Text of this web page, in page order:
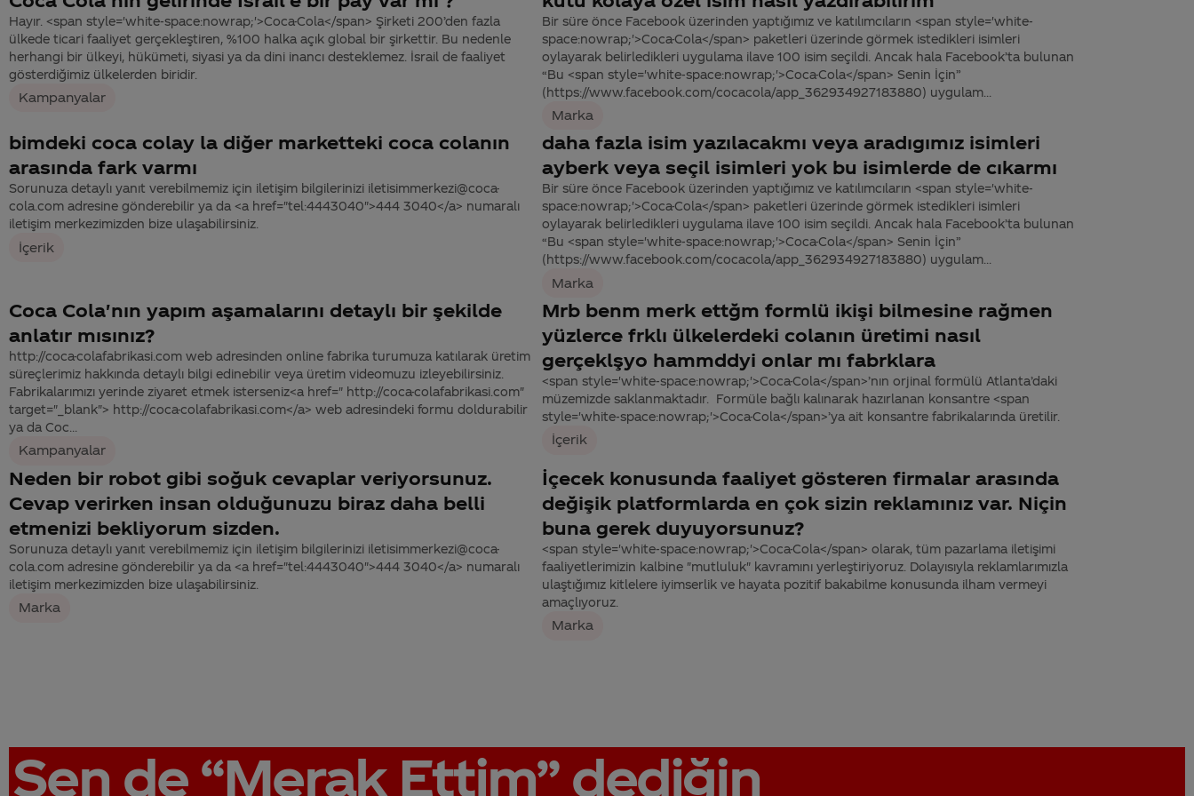
Hayır. <span style='white-space:nowrap;'>Coca-Cola</span> Şirketi 200’den fazla
ülkede ticari faaliyet gerçekleştiren, %100 halka açık global bir şirkettir. Bu nedenle
herhangi bir ülkeyi, hükümeti, siyasi ya da dini inancı desteklemez. İsrail de faaliyet
gösterdiğimiz ülkelerden biridir.
Kampanyalar
Bir süre önce Facebook üzerinden yaptığımız ve katılımcıların <span style='white-
space:nowrap;'>Coca-Cola</span> paketleri üzerinde görmek istedikleri isimleri
oylayarak belirledikleri uygulama ilave 100 isim seçildi. Ancak hala Facebook’ta bulunan
“Bu <span style='white-space:nowrap;'>Coca-Cola</span> Senin İçin”
(https://www.facebook.com/cocacola/app_362934927183880) uygulam...
Marka
bimdeki coca colay la diğer marketteki coca colanın
arasında fark varmı
Sorunuza detaylı yanıt verebilmemiz için iletişim bilgilerinizi iletisimmerkezi@coca-
cola.com adresine gönderebilir ya da <a href="tel:4443040">444 3040</a> numaralı
iletişim merkezimizden bize ulaşabilirsiniz.
İçerik
daha fazla isim yazılacakmı veya aradıgımız isimleri
ayberk veya seçil isimleri yok bu isimlerde de cıkarmı
Bir süre önce Facebook üzerinden yaptığımız ve katılımcıların <span style='white-
space:nowrap;'>Coca-Cola</span> paketleri üzerinde görmek istedikleri isimleri
oylayarak belirledikleri uygulama ilave 100 isim seçildi. Ancak hala Facebook’ta bulunan
“Bu <span style='white-space:nowrap;'>Coca-Cola</span> Senin İçin”
(https://www.facebook.com/cocacola/app_362934927183880) uygulam...
Marka
Coca Cola'nın yapım aşamalarını detaylı bir şekilde
anlatır mısınız?
http://coca-colafabrikasi.com web adresinden online fabrika turumuza katılarak üretim
süreçlerimiz hakkında detaylı bilgi edinebilir veya üretim videomuzu izleyebilirsiniz.
Fabrikalarımızı yerinde ziyaret etmek isterseniz<a href=" http://coca-colafabrikasi.com"
target="_blank"> http://coca-colafabrikasi.com</a> web adresindeki formu doldurabilir
ya da Coc...
Kampanyalar
Mrb benm merk ettğm formlü ikişi bilmesine rağmen
yüzlerce frklı ülkelerdeki colanın üretimi nasıl
gerçeklşyo hammddyi onlar mı fabrklara
<span style='white-space:nowrap;'>Coca-Cola</span>’nın orjinal formülü Atlanta’daki
müzemizde saklanmaktadır. Formüle bağlı kalınarak hazırlanan konsantre <span
style='white-space:nowrap;'>Coca-Cola</span>’ya ait konsantre fabrikalarında üretilir.
İçerik
Neden bir robot gibi soğuk cevaplar veriyorsunuz.
Cevap verirken insan olduğunuzu biraz daha belli
etmenizi bekliyorum sizden.
Sorunuza detaylı yanıt verebilmemiz için iletişim bilgilerinizi iletisimmerkezi@coca-
cola.com adresine gönderebilir ya da <a href="tel:4443040">444 3040</a> numaralı
iletişim merkezimizden bize ulaşabilirsiniz.
Marka
İçecek konusunda faaliyet gösteren firmalar arasında
değişik platformlarda en çok sizin reklamınız var. Niçin
buna gerek duyuyorsunuz?
<span style='white-space:nowrap;'>Coca-Cola</span> olarak, tüm pazarlama iletişimi
faaliyetlerimizin kalbine "mutluluk" kavramını yerleştiriyoruz. Dolayısıyla reklamlarımızla
ulaştığımız kitlelere iyimserlik ve hayata pozitif bakabilme konusunda ilham vermeyi
amaçlıyoruz.
Marka
Sen de “Merak Ettim”dediğin